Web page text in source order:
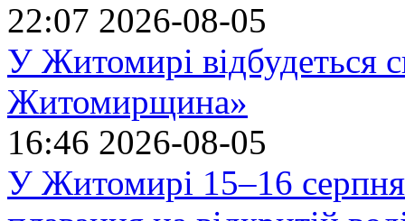
22:07 2026-08-05
У Житомирі відбудеться
Житомирщина»
16:46 2026-08-05
У Житомирі 15–16 серпня